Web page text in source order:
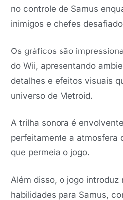
no controle de Samus
inimigos e chefes
Os gráficos são
do Wii, apresentando
detalhes e efeitos visuais
universo de Metroid.
A trilha sonora é
perfeitamente a atmosfera
que permeia o jogo.
Além disso, o jogo introduz
habilidades para Samus,